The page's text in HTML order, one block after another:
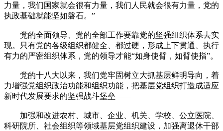
力量，我们国家就会很有力量，我们人民就会很有力量，党的
执政基础就能坚如磐石。”
党的全面领导、党的全部工作要靠党的坚强组织体系去实
现。只有党的各级组织都健全、都过硬，形成上下贯通、执行
有力的严密组织体系，党的领导才能“如身使臂，如臂使指”。
党的十八大以来，我们党牢固树立大抓基层鲜明导向，着
力增强党组织政治功能和组织功能，把基层党组织打造成适应
新时代发展要求的坚强战斗堡垒——
加强和改进农村、城市、企业、机关、学校、公立医院、
科研院所、社会组织等领域基层党组织建设，加强离退休干部